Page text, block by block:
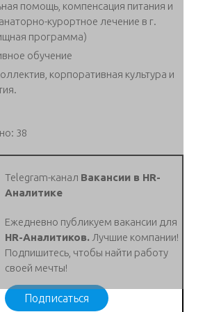
помощь, компенсация питания и
курортное лечение в г.
программа)
обучение
корпоративная культура и
38
Telegram-канал Вакансии в HR-
Аналитике
Ежедневно публикуем вакансии для
HR-Аналитиков. Лучшие компании!
Подпишитесь, чтобы найти работу
своей мечты!
Подписаться